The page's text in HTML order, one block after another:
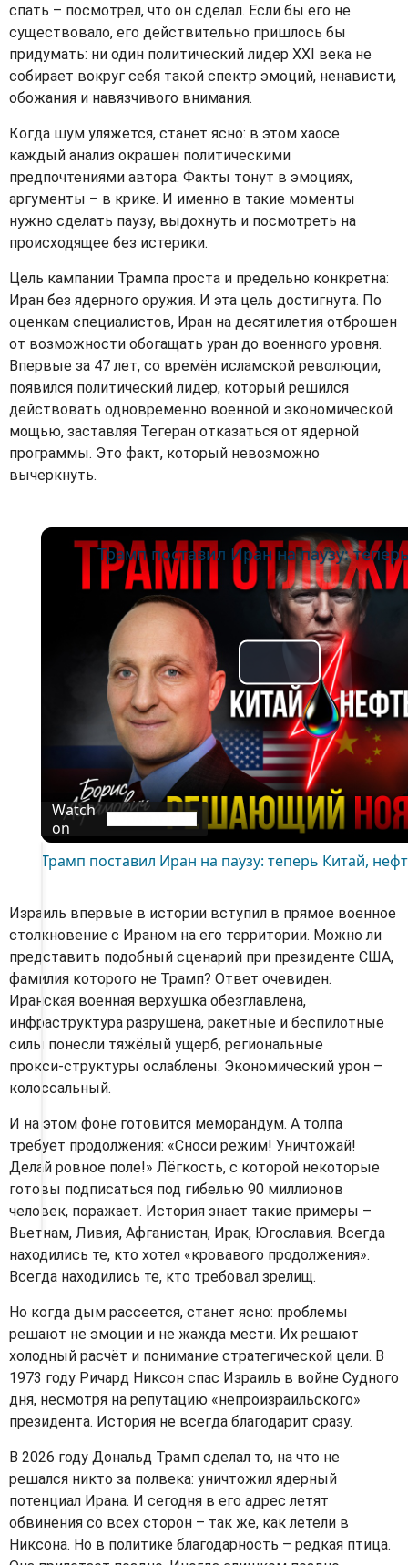
спать – посмотрел, что он сделал. Если бы его не
существовало, его действительно пришлось бы
придумать: ни один политический лидер XXI века не
собирает вокруг себя такой спектр эмоций, ненависти,
обожания и навязчивого внимания.
Когда шум уляжется, станет ясно: в этом хаосе
каждый анализ окрашен политическими
предпочтениями автора. Факты тонут в эмоциях,
аргументы – в крике. И именно в такие моменты
нужно сделать паузу, выдохнуть и посмотреть на
происходящее без истерики.
Цель кампании Трампа проста и предельно конкретна:
Иран без ядерного оружия. И эта цель достигнута. По
оценкам специалистов, Иран на десятилетия отброшен
от возможности обогащать уран до военного уровня.
Впервые за 47 лет, со времён исламской революции,
появился политический лидер, который решился
действовать одновременно военной и экономической
мощью, заставляя Тегеран отказаться от ядерной
программы. Это факт, который невозможно
вычеркнуть.
P
l
a
y
V
d
e
o
Watch
on
Трамп поставил Иран на паузу: теперь Китай,
Израиль впервые в истории вступил в прямое военное
столкновение с Ираном на его территории. Можно ли
представить подобный сценарий при президенте США,
фамилия которого не Трамп? Ответ очевиден.
Иранская военная верхушка обезглавлена,
инфраструктура разрушена, ракетные и беспилотные
силы понесли тяжёлый ущерб, региональные
прокси‑структуры ослаблены. Экономический урон –
колоссальный.
И на этом фоне готовится меморандум. А толпа
требует продолжения: «Сноси режим! Уничтожай!
Делай ровное поле!» Лёгкость, с которой некоторые
готовы подписаться под гибелью 90 миллионов
человек, поражает. История знает такие примеры –
Вьетнам, Ливия, Афганистан, Ирак, Югославия. Всегда
находились те, кто хотел «кровавого продолжения».
Всегда находились те, кто требовал зрелищ.
Но когда дым рассеется, станет ясно: проблемы
решают не эмоции и не жажда мести. Их решают
холодный расчёт и понимание стратегической цели. В
1973 году Ричард Никсон спас Израиль в войне Судного
дня, несмотря на репутацию «непроизраильского»
президента. История не всегда благодарит сразу.
В 2026 году Дональд Трамп сделал то, на что не
решался никто за полвека: уничтожил ядерный
потенциал Ирана. И сегодня в его адрес летят
обвинения со всех сторон – так же, как летели в
Никсона. Но в политике благодарность – редкая птица.